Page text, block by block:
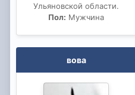
Ульяновской области.
Пол: Мужчина
вова